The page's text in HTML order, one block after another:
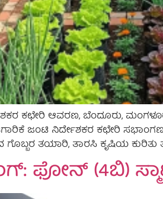
ಕಛೇರಿ ಆವರಣ, ಬೆಂದೂರು,
ಜಂಟಿ ನಿರ್ದೇಶಕರ ಕಛೇರಿ
ತಯಾರಿ, ತಾರಸಿ ಕೃಷಿಯ ಕುರಿತು
ಫೋನ್ (4ಬಿ)